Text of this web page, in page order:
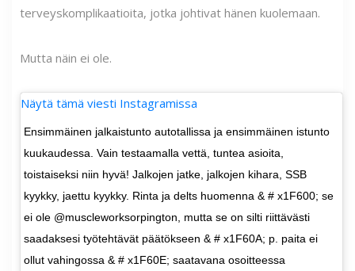
terveyskomplikaatioita, jotka johtivat hänen kuolemaan.
Mutta näin ei ole.
Näytä tämä viesti Instagramissa
Ensimmäinen jalkaistunto autotallissa ja ensimmäinen istunto
kuukaudessa. Vain testaamalla vettä, tuntea asioita,
toistaiseksi niin hyvä! Jalkojen jatke, jalkojen kihara, SSB
kyykky, jaettu kyykky. Rinta ja delts huomenna & # x1F600; se
ei ole @muscleworksorpington, mutta se on silti riittävästi
saadaksesi työtehtävät päätökseen & # x1F60A; p. paita ei
ollut vahingossa & # x1F60E; saatavana osoitteessa